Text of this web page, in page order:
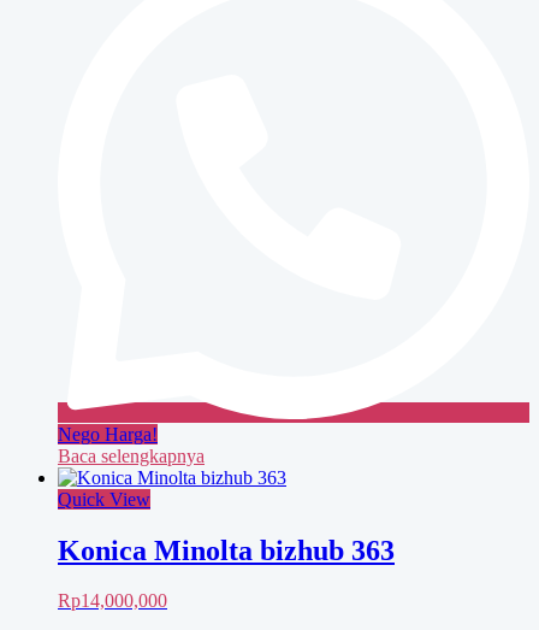
Nego Harga!
Baca selengkapnya
Quick View
Konica Minolta bizhub 363
Rp14,000,000